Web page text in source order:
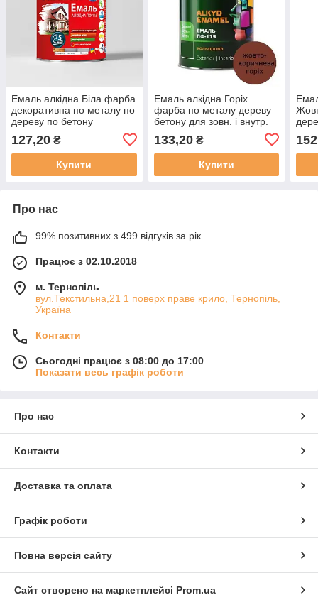
Емаль алкідна Біла фарба
декоративна по металу по
дереву по бетону
115 F [0.9 кг]
127,20 ₴
Купити
Емаль алкідна Горіх
фарба по металу дереву
бетону для зовн. і внутр.
робіт Smile ПФ 115 [0.9 кг]
133,20₴
Купити
[0.9
Про нас
99% позитивних з 499 відгуків за рік
Працює з 02.10.2018
м. Тернопіль
вул.Текстильна,21 1 поверх праве крило, Тернопіль,
Україна
Контакти
Сьогодні працює з 08:00 до 17:00
Показати весь графік роботи
Про нас
Контакти
Доставка та оплата
Графік роботи
Повна версія сайту
Сайт створено на маркетплейсі Prom.ua